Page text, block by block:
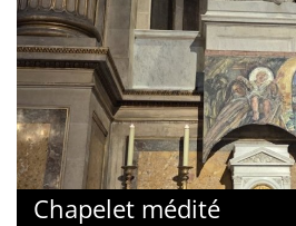
Chapelet médité